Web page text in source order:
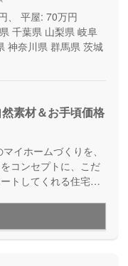
、 平屋: 70万円
千葉県 山梨県 岐阜
神奈川県 群馬県 茨城
素材＆お手頃価格
コンセプトに、こだ
トしてくれる住宅メ
始めた後のメンテナ
まるっとお任せいた